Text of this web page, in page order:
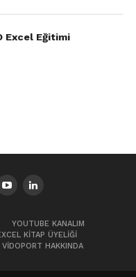
Excel Eğitimi
YOUTUBE KANALIM
KITAP ÜYELIĞI
VIDOPORT HAKKINDA